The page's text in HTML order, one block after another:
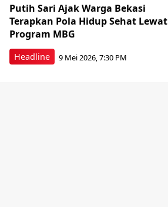
Headline
Putih Sari Ajak Warga Bekasi
Terapkan Pola Hidup Sehat Lewat
Program MBG
9 Mei 2026, 7:30 PM